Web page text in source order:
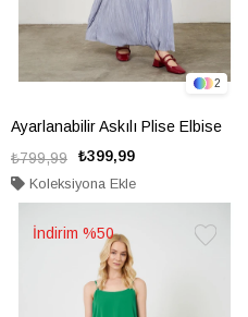
2
Ayarlanabilir Askılı Plise Elbise
₺399,99
₺799,99
Koleksiyona Ekle
%50